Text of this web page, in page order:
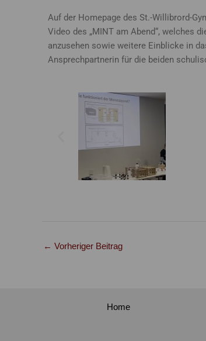
Auf der Homepage des St.-Willibrord-
Video des „MINT am Abend“, welches
anzusehen sowie weitere Einblicke in
Ansprechpartnerin für die beiden
← Vorheriger Beitrag
Home